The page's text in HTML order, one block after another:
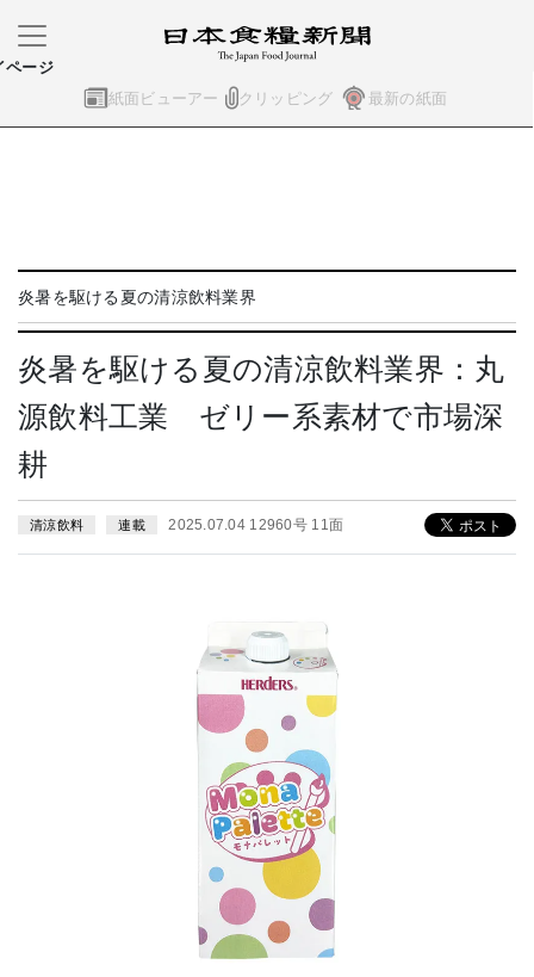
紙面ビューアー クリッピング 最新の紙面
ページ
炎暑を駆ける夏の清涼飲料業界
炎暑を駆ける夏の清涼飲料業界：丸
源飲料工業 ゼリー系素材で市場深
耕
清涼飲料 連載 2025.07.04 12960号 11面